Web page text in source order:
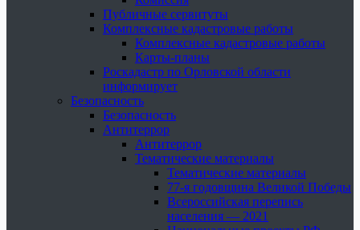
Публичные сервитуты
Комплексные кадастровые работы
Комплексные кадастровые работы
Карты-планы
Роскадастр по Орловской области
информирует
Безопасность
Безопасность
Антитеррор
Антитеррор
Тематические материалы
Тематические материалы
77-я годовщина Великой Победы
Всероссийская перепись
населения — 2021